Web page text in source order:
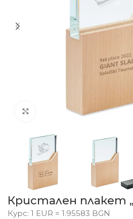
Click to enlarge
Кристален плакет
Курс: 1 EUR = 1.95583 BGN